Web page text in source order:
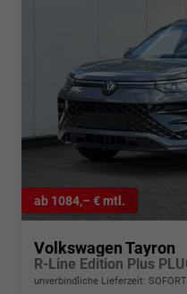
ab 1084,– € mtl.
Volkswagen Tayron
unverbindliche Lieferzeit: SOFORT